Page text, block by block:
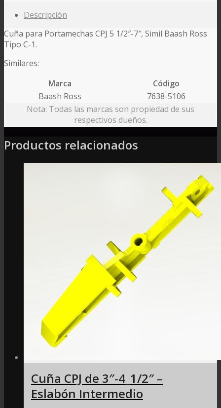
Descripción
Cuña para Portamechas CPJ 5 1/2″-7″, Simil Baash Ross
Tipo C-1.
Similares:
Marca
Código
Baash Ross
7638-5106
Nota: Todas las marcas son propiedad de sus
respectivos dueños.
Productos relacionados
Cuña CPJ de 3″-4_1/2″ –
Eslabón Intermedio